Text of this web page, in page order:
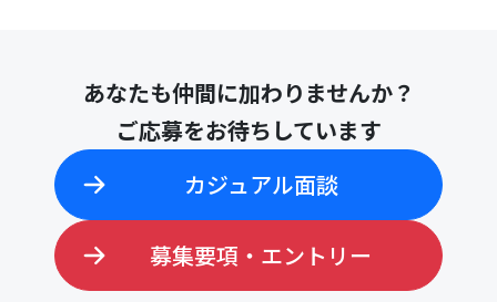
あなたも仲間に加わりませんか？
ご応募をお待ちしています
カジュアル面談
募集要項・エントリー